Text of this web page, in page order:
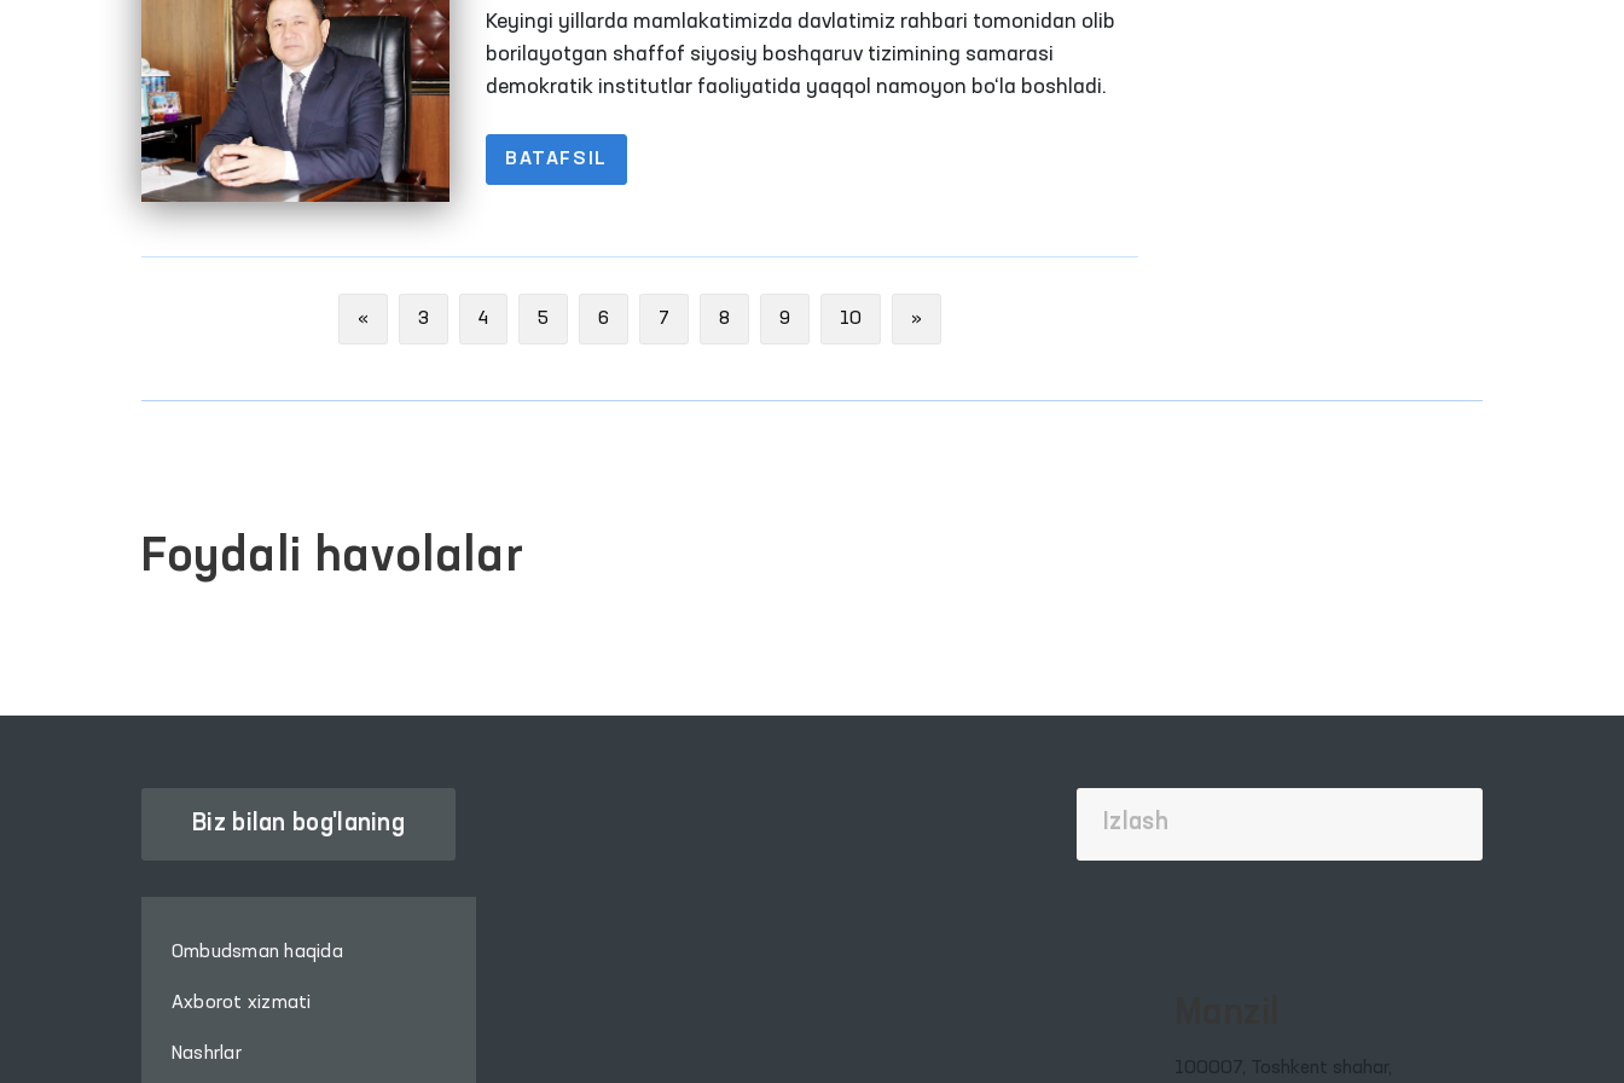
masʼuliyat yukladi
Keyingi yillarda mamlakatimizda davlatimiz rahbari tomonidan olib
borilayotgan shaffof siyosiy boshqaruv tizimining samarasi
demokratik institutlar faoliyatida yaqqol namoyon bo‘la boshladi.
BATAFSIL
« Previous
3 4 5 6 7 8 9 10 »
Foydali havolalar
Biz bilan bog'laning
Ombudsman haqida
Axborot xizmati
Nashrlar
100007, Toshkent shahar,